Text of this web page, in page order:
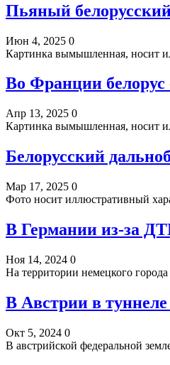
Пьяный
Июн 4, 2025 0
Картинка вымышленная, носит
Во Франции белорус
Апр 13, 2025 0
Картинка вымышленная, носит
Белорусский
Мар 17, 2025 0
Фото носит иллюстративный
В Германии из-за
Ноя 14, 2024 0
На территории немецкого
В Австрии в туннеле
Окт 5, 2024 0
В австрийской федеральной